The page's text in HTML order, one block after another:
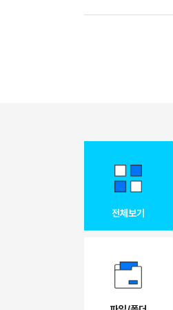
전체보기